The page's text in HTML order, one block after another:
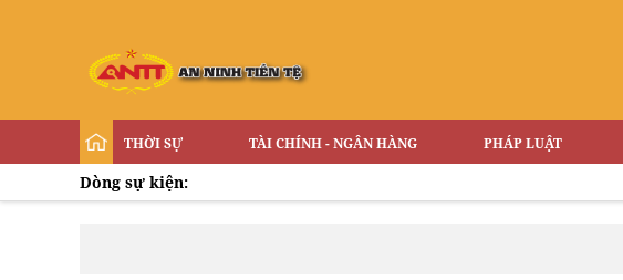
THỜI SỰ TÀI CHÍNH - NGÂN HÀNG PHÁP LUẬT
Dòng sự kiện: